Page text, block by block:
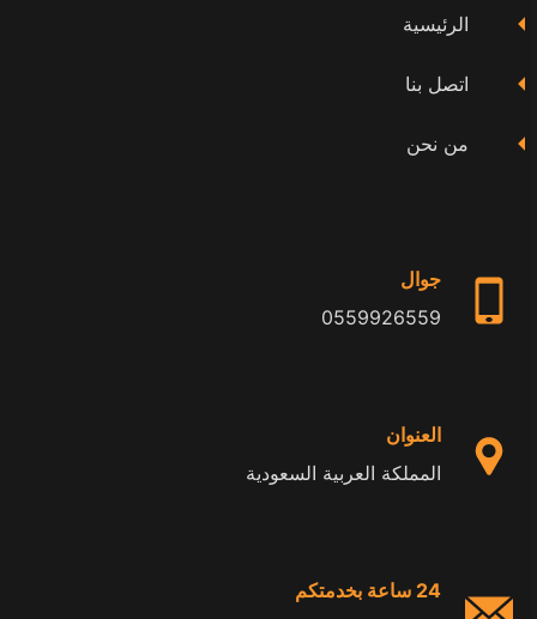
فيسبوك
الرئيسية
اتصل بنا
من نحن
جوال
0559926559
العنوان
المملكة العربية السعودية
24 ساعة بخدمتكم